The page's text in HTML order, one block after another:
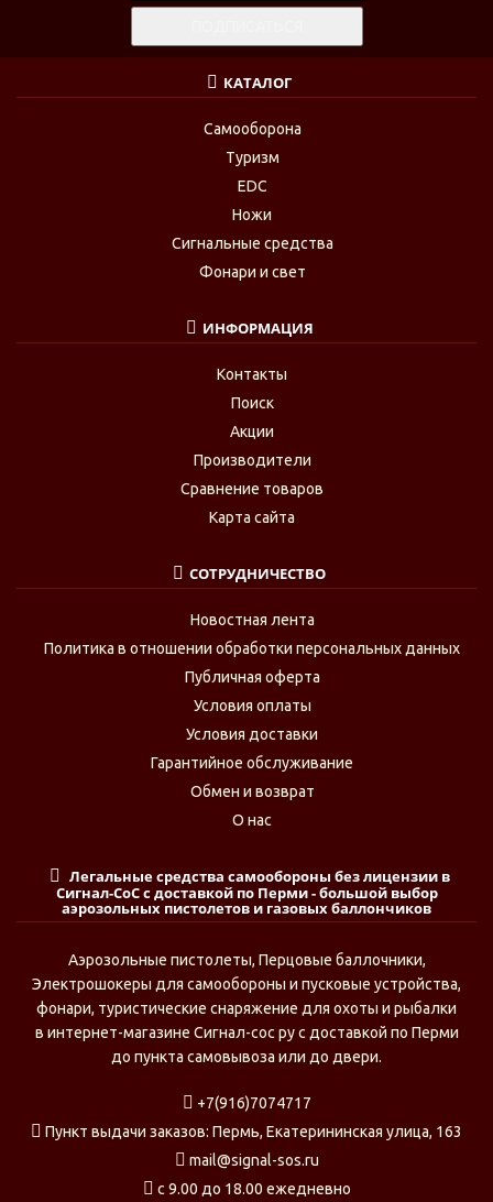
КАТАЛОГ
Самооборона
Туризм
EDC
Ножи
Сигнальные средства
Фонари и свет
ИНФОРМАЦИЯ
Контакты
Поиск
Акции
Производители
Сравнение товаров
Карта сайта
СОТРУДНИЧЕСТВО
Новостная лента
Политика в отношении обработки персональных данных
Публичная оферта
Условия оплаты
Условия доставки
Гарантийное обслуживание
Обмен и возврат
О нас
Легальные средства самообороны без лицензии в
Сигнал-СоС с доставкой по Перми - большой выбор
аэрозольных пистолетов и газовых баллончиков
Аэрозольные пистолеты, Перцовые баллочники,
Электрошокеры для самообороны и пусковые устройства,
фонари, туристические снаряжение для охоты и рыбалки
в интернет-магазине Сигнал-сос ру с доставкой по Перми
до пункта самовывоза или до двери.
+7(916)7074717
Пункт выдачи заказов: Пермь, Екатерининская улица, 163
mail@signal-sos.ru
c 9.00 до 18.00 ежедневно